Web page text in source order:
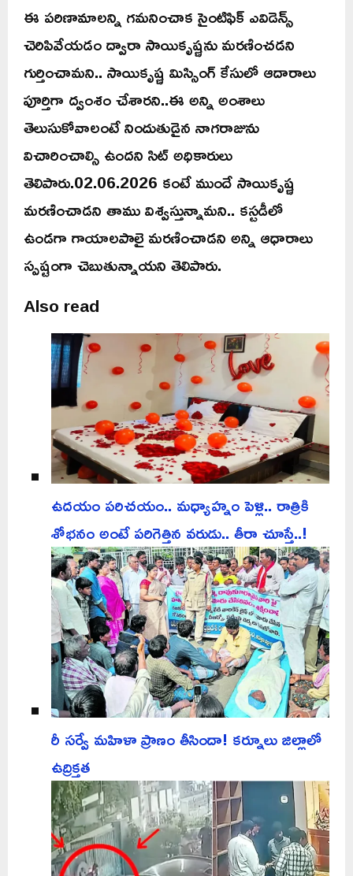
ఈ పరిణామాలన్ని గమనించాక సైంటిఫిక్ ఎవిడెన్స్
చెరిపివేయడం ద్వారా సాయికృష్ణను మరణించడని
గుర్తించామని.. సాయికృష్ణ మిస్సింగ్ కేసులో ఆదారాలు
పూర్తిగా ద్వంశం చేశారని..ఈ అన్ని అంశాలు
తెలుసుకోవాలంటే నిందుతుడైన నాగరాజును
విచారించాల్సి ఉందని సిట్ అధికారులు
తెలిపారు.02.06.2026 కంటే ముందే సాయికృష్ణ
మరణించాడని తాము విశ్వస్తున్నామని.. కస్టడీలో
ఉండగా గాయాలపాలై మరణించాడని అన్ని ఆధారాలు
స్పష్టంగా చెబుతున్నాయని తెలిపారు.
Also read
ఉదయం పరిచయం.. మధ్యాహ్నం పెళ్లి.. రాత్రికి
శోభనం అంటే పరిగెత్తిన వరుడు.. తీరా చూస్తే..!
రీ సర్వే మహిళా ప్రాణం తీసిందా! కర్నూలు జిల్లాలో
ఉద్రిక్తత